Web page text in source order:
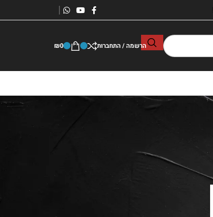
הרשמה / התחברות ₪0
איך קונים מיקרופון אלחוטי לקריוקי